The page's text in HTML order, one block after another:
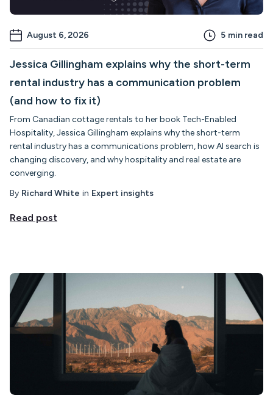
August 6, 2026 5 min read
Jessica Gillingham explains why the short-term
rental industry has a communication problem
(and how to fix it)
From Canadian cottage rentals to her book Tech-Enabled
Hospitality, Jessica Gillingham explains why the short-term
rental industry has a communications problem, how AI search is
changing discovery, and why hospitality and real estate are
converging.
By Richard White in Expert insights
Read post